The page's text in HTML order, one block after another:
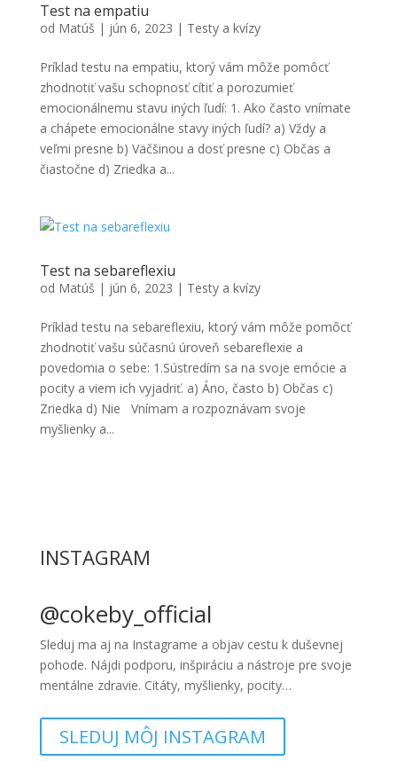
Test na empatiu
od Matúš | jún 6, 2023 | Testy a kvízy
Príklad testu na empatiu, ktorý vám môže pomôcť
zhodnotiť vašu schopnosť cítiť a porozumieť
emocionálnemu stavu iných ľudí: 1. Ako často vnímate
a chápete emocionálne stavy iných ľudí? a) Vždy a
veľmi presne b) Väčšinou a dosť presne c) Občas a
čiastočne d) Zriedka a...
Test na sebareflexiu
od Matúš | jún 6, 2023 | Testy a kvízy
Príklad testu na sebareflexiu, ktorý vám môže pomôcť
zhodnotiť vašu súčasnú úroveň sebareflexie a
povedomia o sebe: 1.Sústredím sa na svoje emócie a
pocity a viem ich vyjadriť. a) Áno, často b) Občas c)
Zriedka d) Nie Vnímam a rozpoznávam svoje
myšlienky a...
INSTAGRAM
@cokeby_official
Sleduj ma aj na Instagrame a objav cestu k duševnej
pohode. Nájdi podporu, inšpiráciu a nástroje pre svoje
mentálne zdravie. Citáty, myšlienky, pocity…
SLEDUJ MÔJ INSTAGRAM